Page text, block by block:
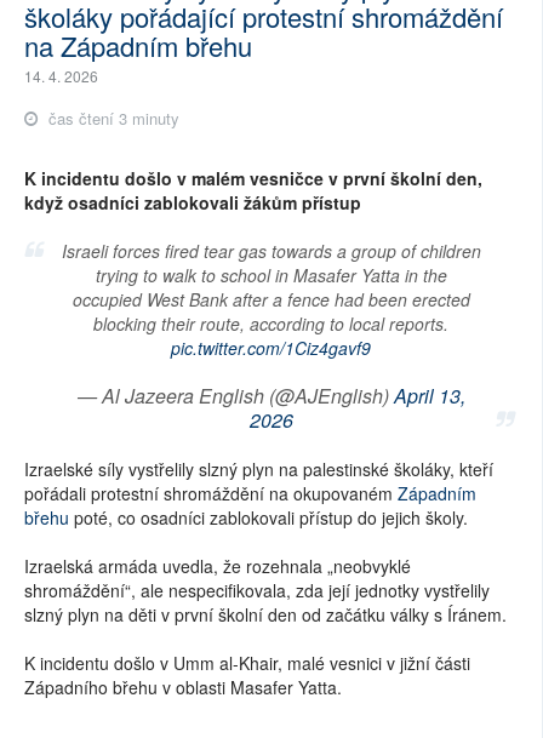
školáky pořádající protestní shromáždění
na Západním břehu
14. 4. 2026
čas čtení 3 minuty
K incidentu došlo v malém vesničce v první školní den,
když osadníci zablokovali žákům přístup
Israeli forces fired tear gas towards a group of children
trying to walk to school in Masafer Yatta in the
occupied West Bank after a fence had been erected
blocking their route, according to local reports.
pic.twitter.com/1Ciz4gavf9
— Al Jazeera English (@AJEnglish)April 13,
2026
Izraelské síly vystřelily slzný plyn na palestinské školáky, kteří
pořádali protestní shromáždění na okupovaném Západním
břehu poté, co osadníci zablokovali přístup do jejich školy.
Izraelská armáda uvedla, že rozehnala „neobvyklé
shromáždění“, ale nespecifikovala, zda její jednotky vystřelily
slzný plyn na děti v první školní den od začátku války s Íránem.
K incidentu došlo v Umm al-Khair, malé vesnici v jižní části
Západního břehu v oblasti Masafer Yatta.